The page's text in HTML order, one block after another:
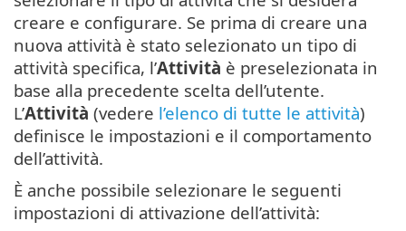
creare e configurare. Se prima di creare una
nuova attività è stato selezionato un tipo di
attività specifica, l’Attività è preselezionata in
base alla precedente scelta dell’utente.
L’Attività (vedere l’elenco di tutte le attività)
definisce le impostazioni e il comportamento
dell’attività.
È anche possibile selezionare le seguenti
impostazioni di attivazione dell’attività: